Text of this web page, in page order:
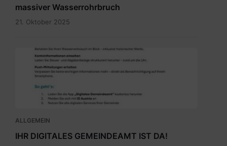
massiver Wasserrohrbruch
21. Oktober 2025
Digitales
Gemeindeamt_Pressetext.pdf
ALLGEMEIN
IHR DIGITALES GEMEINDEAMT IST DA!